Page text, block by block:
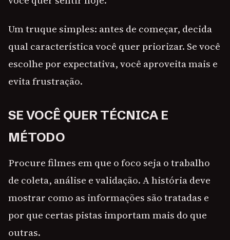
Um truque simples: antes de começar, decida
qual característica você quer priorizar. Se você
escolhe por expectativa, você aproveita mais e
evita frustração.
SE VOCÊ QUER TÉCNICA E
MÉTODO
Procure filmes em que o foco seja o trabalho
de coleta, análise e validação. A história deve
mostrar como as informações são tratadas e
por que certas pistas importam mais do que
outras.